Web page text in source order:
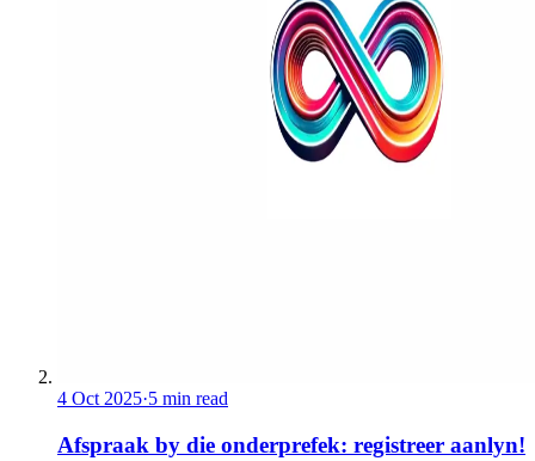
4 Oct 2025·5 min read
Afspraak by die onderprefek: registreer aanlyn!